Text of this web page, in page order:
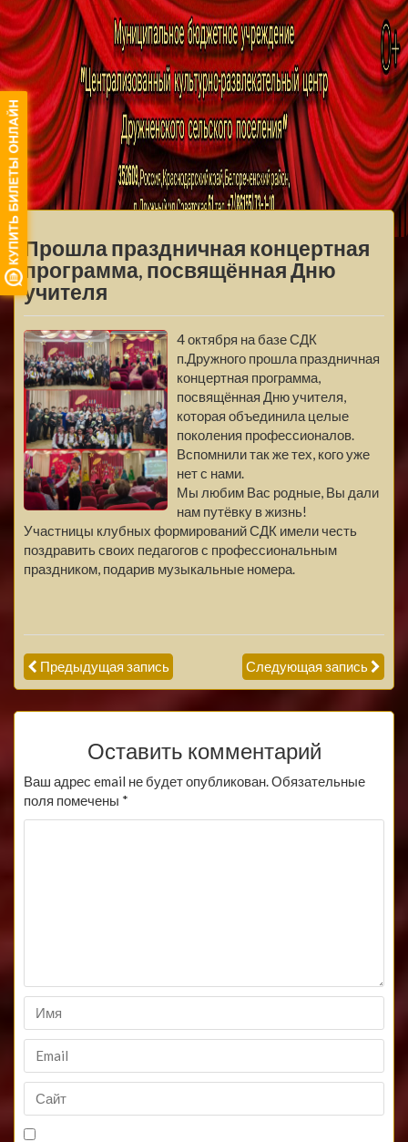
МБУ ЦКРЦ
ДРУЖНЕНСКОГО
СЕЛЬСКОГО
ПОСЕЛЕНИЯ
МЕНЮ
Прошла праздничная концертная
программа, посвящённая Дню
учителя
4 октября на базе СДК
п.Дружного прошла праздничная
концертная программа,
посвящённая Дню учителя,
которая объединила целые
поколения профессионалов.
Вспомнили так же тех, кого уже
нет с нами.
Мы любим Вас родные, Вы дали
нам путёвку в жизнь!
Участницы клубных формирований СДК имели честь
поздравить своих педагогов с профессиональным
праздником, подарив музыкальные номера.
Предыдущая запись Следующая запись
Оставить комментарий
Ваш адрес email не будет опубликован. Обязательные
поля помечены *